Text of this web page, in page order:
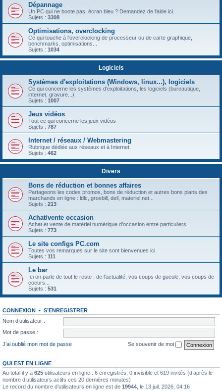
Dépannage
Un PC qui ne boote pas, écran bleu ? Demandez de l'aide ici.
Sujets : 3308
Optimisations, overclocking
Ce qui touche à l'overclocking de processeur ou de carte graphique,
benchmarks, optimisations...
Sujets : 1034
Logiciels
Systèmes d'exploitations (Windows, linux...), logiciels
Ce qui concerne les systèmes d'exploitations, les logiciels (bureautique,
internet, gravure...).
Sujets : 1007
Jeux vidéos
Tout ce qui concerne les jeux vidéos
Sujets : 787
Internet / réseaux / Webmastering
Rubrique dédiée aux réseaux et à Internet.
Sujets : 462
Divers
Bons de réduction et bonnes affaires
Partageons les codes promos, bons de réduction et autres bons plans des
marchands en ligne : ldlc, grosbill, dell, materiel.net...
Sujets : 213
Achat/vente occasion
Achat et vente de matériel numérique d'occasion entre particuliers.
Sujets : 773
Le site configs PC.com
Toutes vos remarques sur le site sont bienvenues ici.
Sujets : 111
Le bar
Ici on parle de tout le reste : de l'actualité, vos coups de gueule, vos coups de
coeurs...
Sujets : 531
CONNEXION • S’ENREGISTRER
Nom d’utilisateur :
Mot de passe :
J’ai oublié mon mot de passe
Se souvenir de moi
QUI EST EN LIGNE
Au total il y a 625 utilisateurs en ligne : 6 enregistrés, 0 invisible et 619 invités (d’après le
nombre d’utilisateurs actifs ces 20 dernières minutes)
Le record du nombre d’utilisateurs en ligne est de 19944 , le 13 juil. 2026, 04:16